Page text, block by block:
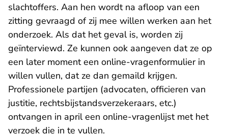
slachtoffers. Aan hen wordt na afloop van een
zitting gevraagd of zij mee willen werken aan het
onderzoek. Als dat het geval is, worden zij
geïnterviewd. Ze kunnen ook aangeven dat ze op
een later moment een online-vragenformulier in
willen vullen, dat ze dan gemaild krijgen.
Professionele partijen (advocaten, officieren van
justitie, rechtsbijstandsverzekeraars, etc.)
ontvangen in april een online-vragenlijst met het
verzoek die in te vullen.